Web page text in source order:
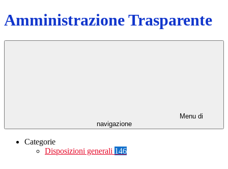
Amministrazione Trasparente
Menu di
navigazione
Categorie
Disposizioni generali 146